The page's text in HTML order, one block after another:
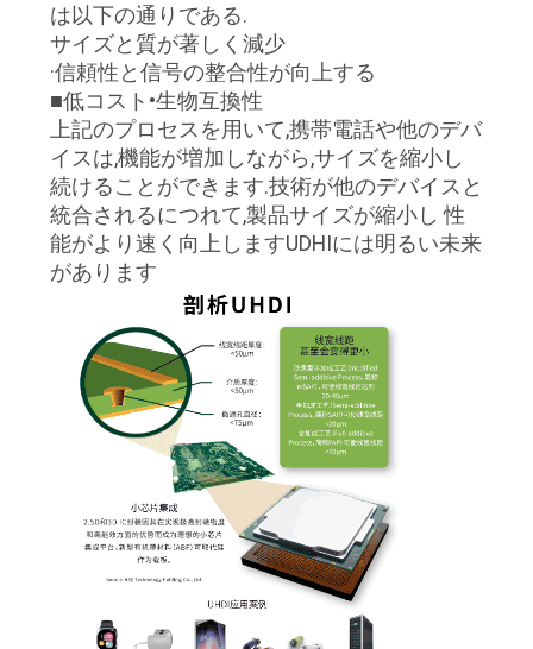
は以下の通りである.
サイズと質が著しく減少
·信頼性と信号の整合性が向上する
■低コスト•生物互換性
上記のプロセスを用いて,携帯電話や他のデバ
イスは,機能が増加しながら,サイズを縮小し
続けることができます.技術が他のデバイスと
統合されるにつれて,製品サイズが縮小し 性
能がより速く向上しますUDHIには明るい未来
があります